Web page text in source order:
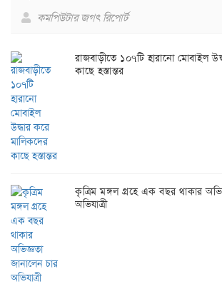
কমপিউটার জগৎ রিপোর্ট
রাজবাড়ীতে ১০৭টি হারানো মোবাইল
কাছে হস্তান্তর
কৃত্রিম মঙ্গল গ্রহে এক বছর থাকার
অভিযাত্রী